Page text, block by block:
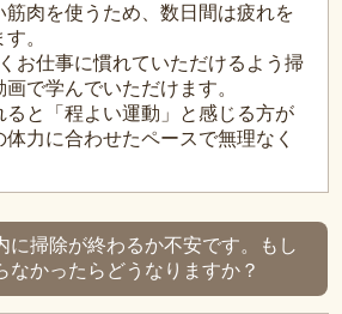
肉を使うため、数日間は疲れを
。
お仕事に慣れていただけるよう掃
で学んでいただけます。
ると「程よい運動」と感じる方が
力に合わせたペースで無理なく
に掃除が終わるか不安です。もし
なかったらどうなりますか？